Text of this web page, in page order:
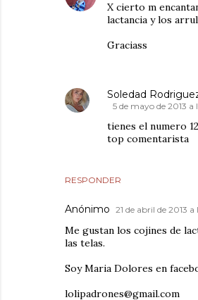
RESPONDER
X cierto m
lactancia y los
Graciass
Soledad
5 de mayo de 2013 a
tienes el numero
top comentarista
Anónimo 21 de abril de 2013 a
Me gustan los cojines de
las telas.
Soy Maria Dolores en
lolipadrones@gmail.com